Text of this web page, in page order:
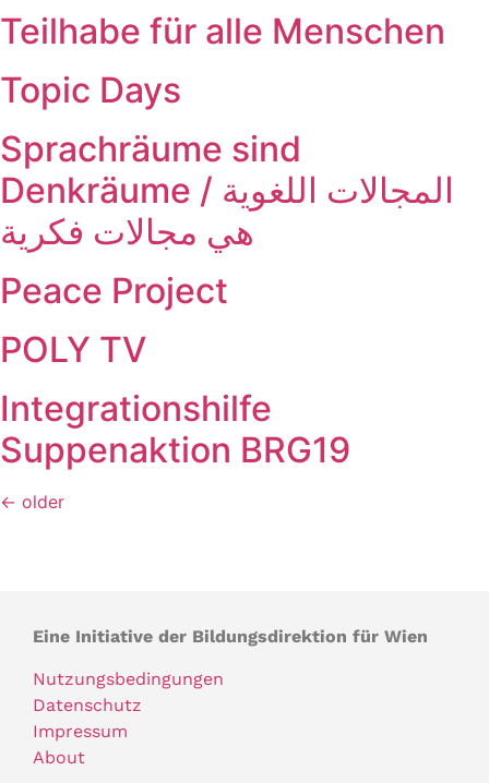
Teilhabe für alle Menschen
Topic Days
Sprachräume sind
Denkräume / المجالات اللغوية
هي مجالات فكرية
Peace Project
POLY TV
Integrationshilfe
Suppenaktion BRG19
← older
Eine Initiative der Bildungsdirektion für Wien
Nutzungsbedingungen
Datenschutz
Impressum
About